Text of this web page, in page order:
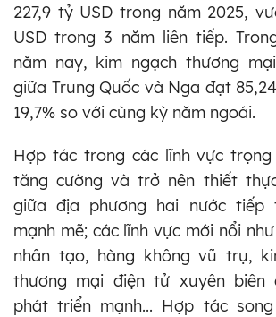
227,9 tỷ USD trong năm 2025,
USD trong 3 năm liên tiếp.
năm nay, kim ngạch thương
giữa Trung Quốc và Nga đạt
19,7% so với cùng kỳ năm ngoái.
Hợp tác trong các lĩnh vực
tăng cường và trở nên thiết
giữa địa phương hai nước tiếp
mạnh mẽ; các lĩnh vực mới nổi
nhân tạo, hàng không vũ trụ,
thương mại điện tử xuyên biên
phát triển mạnh... Hợp tác